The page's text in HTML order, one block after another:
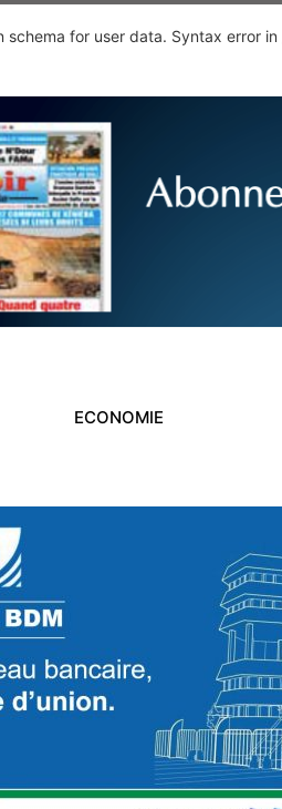
schema for user data. Syntax error in
ECONOMIE